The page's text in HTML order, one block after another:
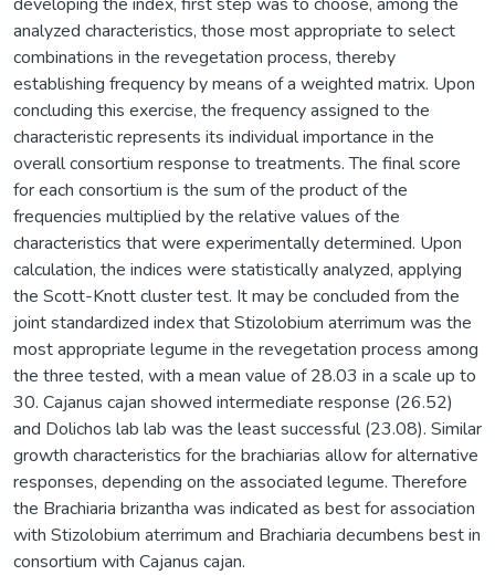
analyzed characteristics, those most appropriate to select
combinations in the revegetation process, thereby
establishing frequency by means of a weighted matrix. Upon
concluding this exercise, the frequency assigned to the
characteristic represents its individual importance in the
overall consortium response to treatments. The final score
for each consortium is the sum of the product of the
frequencies multiplied by the relative values of the
characteristics that were experimentally determined. Upon
calculation, the indices were statistically analyzed, applying
the Scott-Knott cluster test. It may be concluded from the
joint standardized index that Stizolobium aterrimum was the
most appropriate legume in the revegetation process among
the three tested, with a mean value of 28.03 in a scale up to
30. Cajanus cajan showed intermediate response (26.52)
and Dolichos lab lab was the least successful (23.08). Similar
growth characteristics for the brachiarias allow for alternative
responses, depending on the associated legume. Therefore
the Brachiaria brizantha was indicated as best for association
with Stizolobium aterrimum and Brachiaria decumbens best in
consortium with Cajanus cajan.